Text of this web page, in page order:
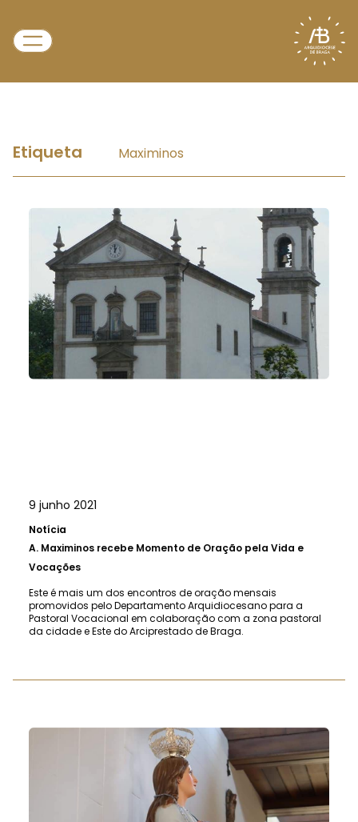
Etiqueta Maximinos
9 junho 2021
Notícia
A. Maximinos recebe Momento de Oração pela Vida e
Vocações
Este é mais um dos encontros de oração mensais
promovidos pelo Departamento Arquidiocesano para a
Pastoral Vocacional em colaboração com a zona pastoral
da cidade e Este do Arciprestado de Braga.